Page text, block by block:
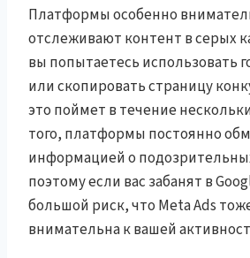
Платформы особенно
отслеживают контент в серых
вы попытаетесь использовать
или скопировать страницу
это поймет в течение
того, платформы постоянно
информацией о
поэтому если вас забанят в
большой риск, что Meta Ads
внимательна к вашей